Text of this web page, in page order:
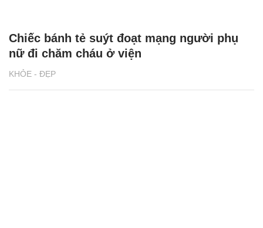
KHỎE - ĐẸP
Chiếc bánh tẻ suýt đoạt mạng người phụ
nữ đi chăm cháu ở viện